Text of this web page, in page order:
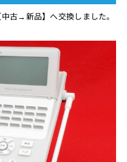
古→新品】へ交換しました。